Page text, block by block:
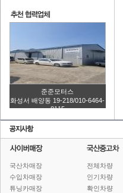
준준모터스
화성서 배양동 19-218/010-6464-
8115
국산차매장
수입차매장
튜닝카매장
전체차량
인기차량
확인차량